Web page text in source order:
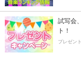
試写会
ト！
プレゼン